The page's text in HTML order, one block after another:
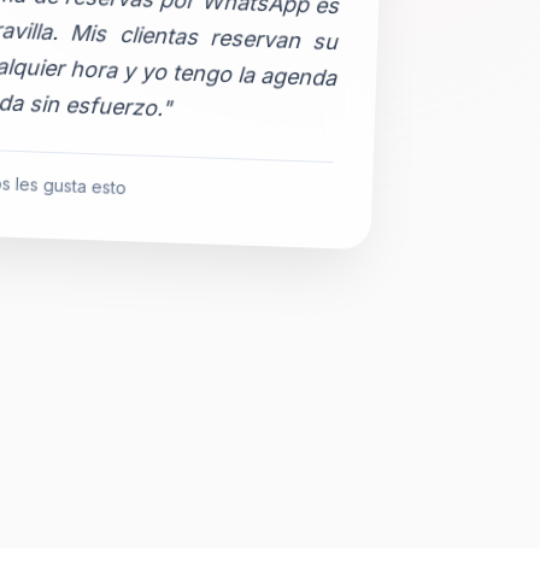
sin esfuerzo."
les gusta esto